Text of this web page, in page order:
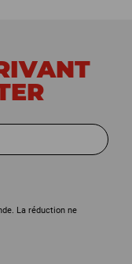
La réduction ne